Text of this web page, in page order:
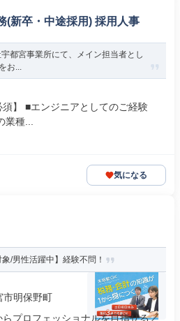
(新卒・中途採用) 採用人事
都宮事業所にて、メイン担当者とし
お...
】 ■エンジニアとしてのご経験
業種...
気になる
/男性活躍中】経験不問！
市明保野町
プロフェッショナルを目指せる／